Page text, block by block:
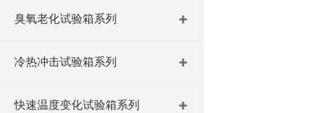
臭氧老化试验箱系列
冷热冲击试验箱系列
快速温度变化试验箱系列